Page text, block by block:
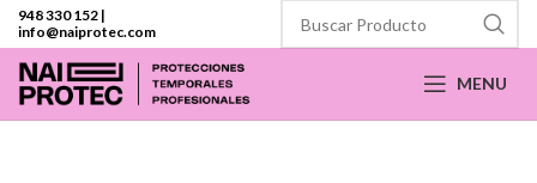
948 330 152 |
info@naiprotec.com
MENU